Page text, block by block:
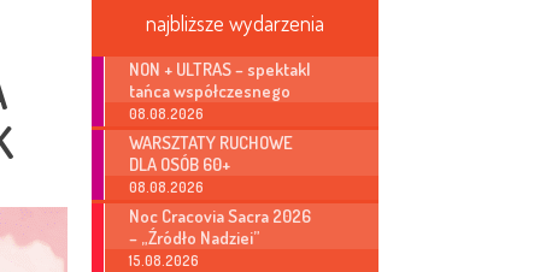
najbliższe wydarzenia
NON + ULTRAS – spektakl
tańca współczesnego
08.08.2026
WARSZTATY RUCHOWE
DLA OSÓB 60+
08.08.2026
Noc Cracovia Sacra 2026
– „Źródło Nadziei”
15.08.2026